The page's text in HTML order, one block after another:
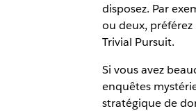
disposez. Par
ou deux,
Trivial Pursuit.
Si vous avez
enquêtes
stratégique de